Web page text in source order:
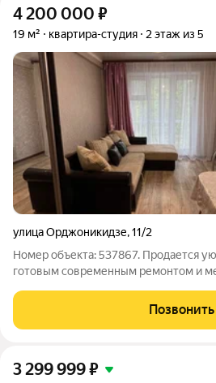
4 200 000 ₽
19 м² квартира-студия 2 этаж из 5
улица Орджоникидзе,11/2
Номер объекта: 537867. Продается
готовым современным ремонтом и
переехать сразу после сделки. Эта
в центре города, в
Позвонить
3 299 999₽